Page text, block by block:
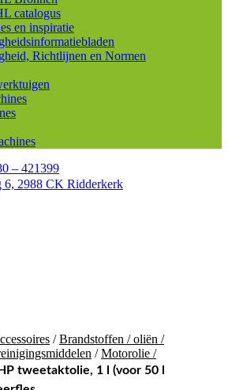
catalogus
en inspiratie
Richtlijnen en Normen
– 421399
6, 2988 CK Ridderkerk
/Brandstoffen / oliën /
/Motorolie /
HP tweetaktolie, 1 l (voor 50 l